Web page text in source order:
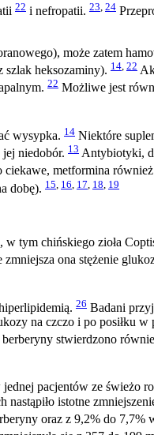
22 i nefropatii. 23, 24
może zatem
heksozaminy). 14 22
22 Możliwe jest
wysypka. 14 Niektóre
niedobór. 13 Antybiotyki,
ciekawe, metformina
dobę). 15 16 17 18 19
chińskiego zioła
ona stężenie
26 Badani
na czczo i po posiłku
stwierdzono
pacjentów ze świeżo
istotne
oraz z 9,2% do